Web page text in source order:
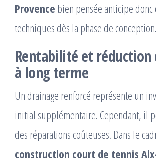
Provence bien pensée anticipe donc
techniques dès la phase de conception.
Rentabilité et réduction
à long terme
Un drainage renforcé représente un
initial supplémentaire. Cependant, il
des réparations coûteuses. Dans le
construction court de tennis